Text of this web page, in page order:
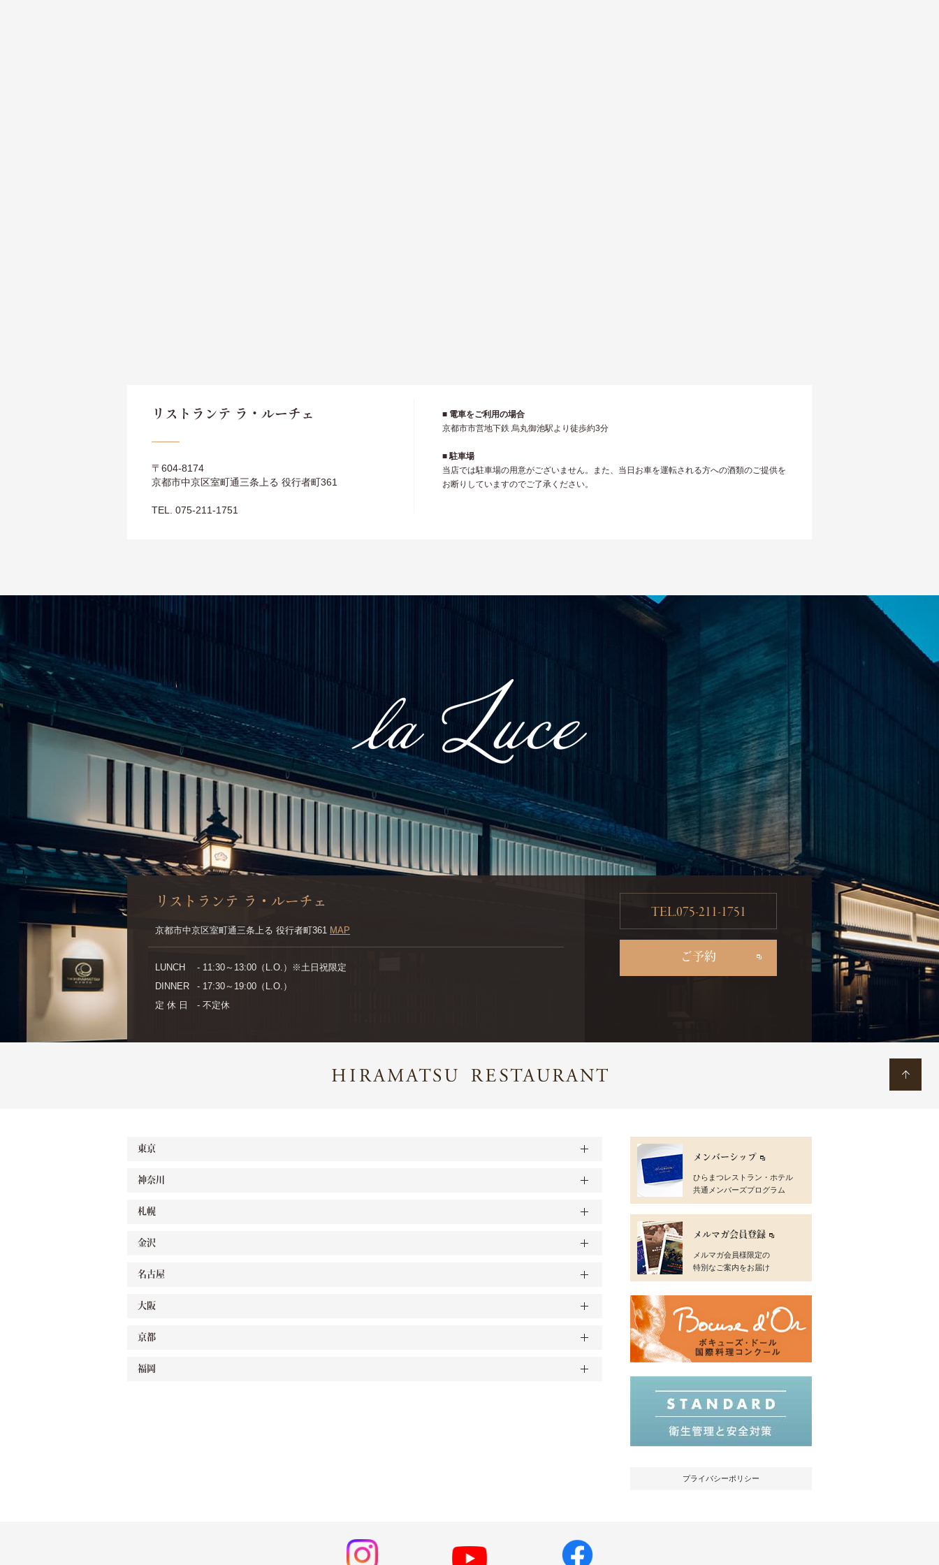
リストランテ ラ・ルーチェ
〒604-8174
京都市中京区室町通三条上る 役行者町361
TEL. 075-211-1751
■ 電車をご利用の場合
京都市市営地下鉄 烏丸御池駅より徒歩約3分
■ 駐車場
当店では駐車場の用意がございません。また、当日お車を運転される方への酒類のご提供を
お断りしていますのでご了承ください。
リストランテ ラ・ルーチェ
京都市中京区室町通三条上る 役行者町361 MAP
LUNCH
- 11:30～13:00（L.O.）※土日祝限定
DINNER
- 17:30～19:00（L.O.）
定 休 日
- 不定休
TEL.075-211-1751
ご予約
東京
神奈川
札幌
金沢
名古屋
大阪
京都
福岡
メンバーシップ
ひらまつレストラン・ホテル
共通メンバーズプログラム
メルマガ会員登録
メルマガ会員様限定の
特別なご案内をお届け
プライバシーポリシー